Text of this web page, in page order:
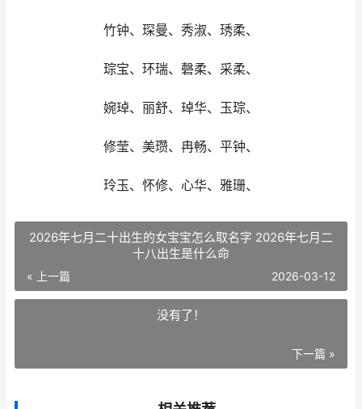
竹钟、琛曼、秀淑、琇柔、
琮宝、环瑞、磬柔、采柔、
婉琸、丽舒、琸华、玉琮、
修莹、美瓒、冉畅、平钟、
玲玉、怀修、心华、雅珊、
2026年七月二十出生的女宝宝怎么取名字 2026年七月二
十八出生是什么命
« 上一篇 2026-03-12
没有了！
下一篇 »